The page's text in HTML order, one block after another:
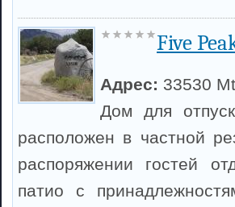
Five
Адрес: 33530
Дом для
расположен в частной
распоряжении гостей
патио с